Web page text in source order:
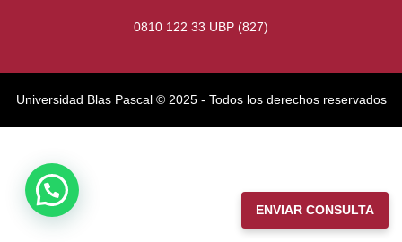
0810 122 33 UBP (827)
Universidad Blas Pascal ©️ 2025 - Todos los derechos reservados
ENVIAR CONSULTA